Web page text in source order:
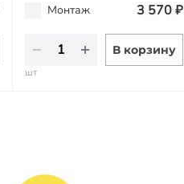
Монтаж 3 570 ₽
В корзину
шт